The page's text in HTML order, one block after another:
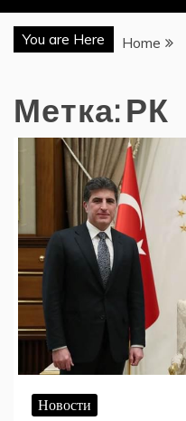
You are Here Home
Метка:РК
Новости